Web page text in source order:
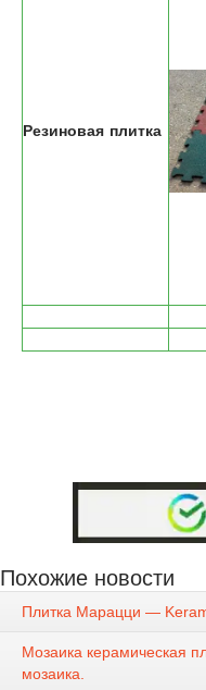
Резиновая плитка
Похожие новости
Плитка Марацци —
Мозаика керамическая
мозаика.